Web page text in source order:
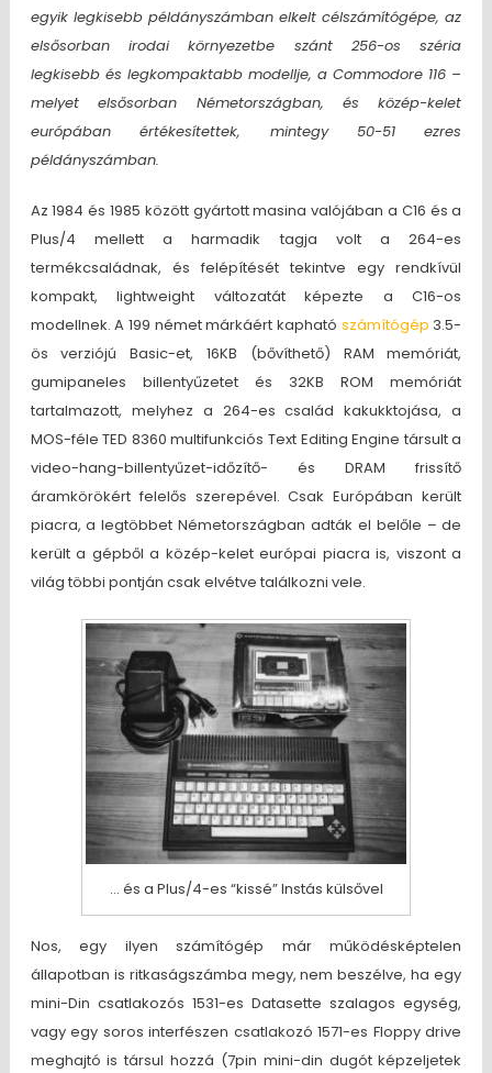
egyik legkisebb példányszámban elkelt célszámítógépe, az
elsősorban irodai környezetbe szánt 256-os széria
legkisebb és legkompaktabb modellje, a Commodore 116 –
melyet elsősorban Németországban, és közép-kelet
európában értékesítettek, mintegy 50-51 ezres
példányszámban.
Az 1984 és 1985 között gyártott masina valójában a C16 és a
Plus/4 mellett a harmadik tagja volt a 264-es
termékcsaládnak, és felépítését tekintve egy rendkívül
kompakt, lightweight változatát képezte a C16-os
modellnek. A 199 német márkáért kapható számítógép 3.5-
ös verziójú Basic-et, 16KB (bővíthető) RAM memóriát,
gumipaneles billentyűzetet és 32KB ROM memóriát
tartalmazott, melyhez a 264-es család kakukktojása, a
MOS-féle TED 8360 multifunkciós Text Editing Engine társult a
video-hang-billentyűzet-időzítő- és DRAM frissítő
áramkörökért felelős szerepével. Csak Európában került
piacra, a legtöbbet Németországban adták el belőle – de
került a gépből a közép-kelet európai piacra is, viszont a
világ többi pontján csak elvétve találkozni vele.
… és a Plus/4-es “kissé” Instás külsővel
Nos, egy ilyen számítógép már működésképtelen
állapotban is ritkaságszámba megy, nem beszélve, ha egy
mini-Din csatlakozós 1531-es Datasette szalagos egység,
vagy egy soros interfészen csatlakozó 1571-es Floppy drive
meghajtó is társul hozzá (7pin mini-din dugót képzeljetek